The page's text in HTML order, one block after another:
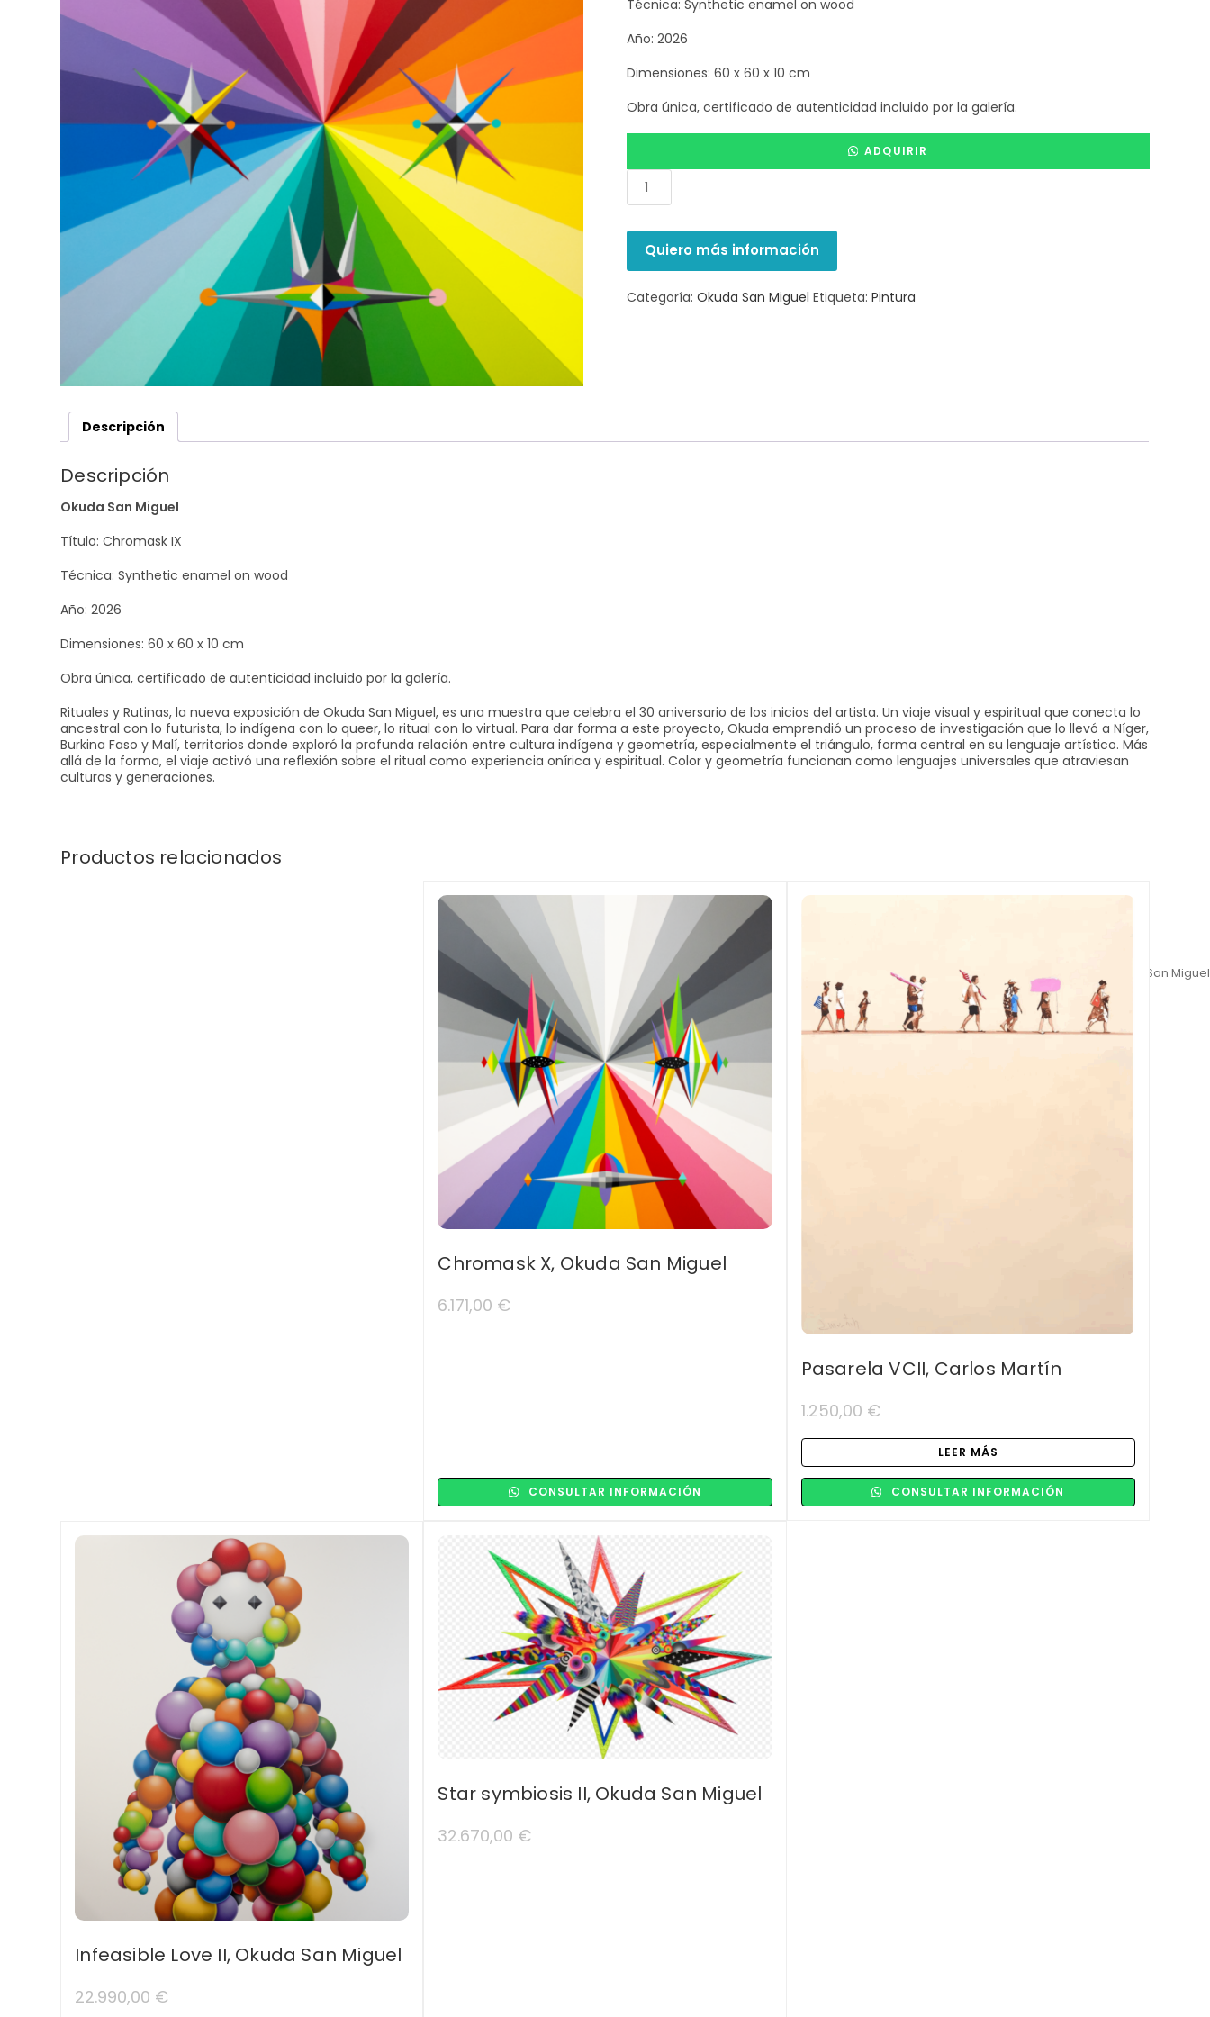
> Okuda San Miguel Chromask IX, Okuda San Miguel
Técnica: Synthetic enamel on wood
Año: 2026
Dimensiones: 60 x 60 x 10 cm
Obra única, certificado de autenticidad incluido por la galería.
ADQUIRIR
Quiero más información
Categoría:Okuda San Miguel Etiqueta:Pintura
Descripción
Descripción
Okuda San Miguel
Título: Chromask IX
Técnica: Synthetic enamel on wood
Año: 2026
Dimensiones: 60 x 60 x 10 cm
Obra única, certificado de autenticidad incluido por la galería.
Rituales y Rutinas, la nueva exposición de Okuda San Miguel, es una muestra que celebra el 30 aniversario de los inicios del artista. Un viaje visual y espiritual que conecta lo
ancestral con lo futurista, lo indígena con lo queer, lo ritual con lo virtual. Para dar forma a este proyecto, Okuda emprendió un proceso de investigación que lo llevó a Níger,
Burkina Faso y Malí, territorios donde exploró la profunda relación entre cultura indígena y geometría, especialmente el triángulo, forma central en su lenguaje artístico. Más
allá de la forma, el viaje activó una reflexión sobre el ritual como experiencia onírica y espiritual. Color y geometría funcionan como lenguajes universales que atraviesan
culturas y generaciones.
Productos relacionados
Chromask X, Okuda San Miguel
6.171,00 €
CONSULTAR INFORMACIÓN
Pasarela VCII, Carlos Martín
1.250,00 €
LEER MÁS
CONSULTAR INFORMACIÓN
Infeasible Love II, Okuda San Miguel
22.990,00 €
Star symbiosis II, Okuda San Miguel
32.670,00 €